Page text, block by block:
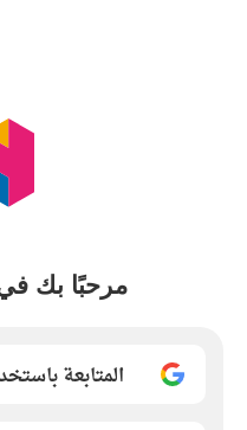
مرحبًا بك
المتابعة